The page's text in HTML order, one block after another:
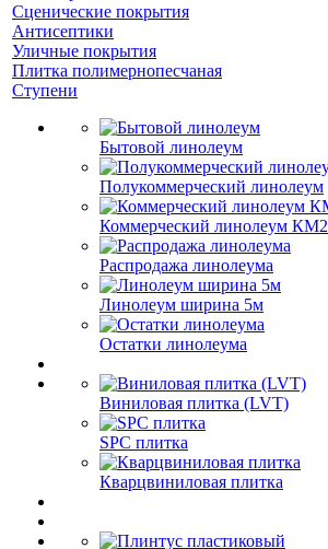
Сценические покрытия
Антисептики
Уличные покрытия
Плитка полимернопесчаная
Ступени
Бытовой линолеум
Полукоммерческий линолеум
Коммерческий линолеум КМ2
Распродажа линолеума
Линолеум ширина 5м
Остатки линолеума
Виниловая плитка (LVT)
SPC плитка
Кварцвиниловая плитка